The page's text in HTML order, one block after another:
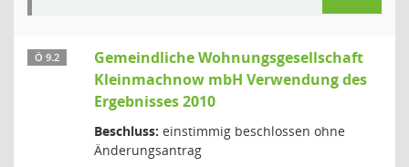
Ö 9.2
Gemeindliche Wohnungsgesellschaft
Kleinmachnow mbH Verwendung des
Ergebnisses 2010
Beschluss: einstimmig beschlossen ohne
Änderungsantrag